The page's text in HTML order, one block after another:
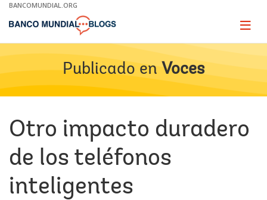
Skip
Main
BANCOMUNDIAL.ORG
Page
Publicado en Voces
Otro impacto duradero
de los teléfonos
inteligentes